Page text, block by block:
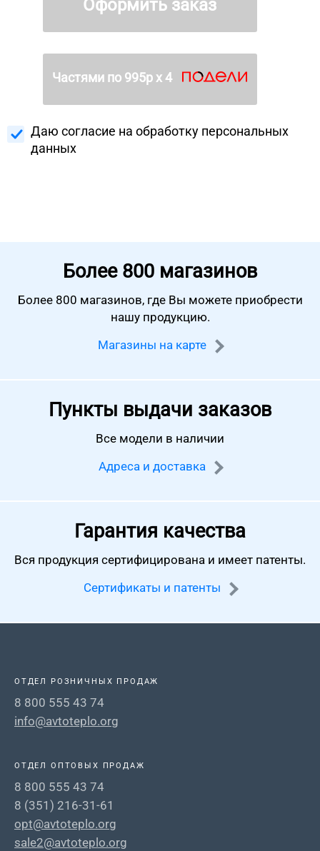
Оформить заказ
Частями по 995р х 4
Даю согласие на обработку персональных
данных
Более 800 магазинов
Более 800 магазинов, где Вы можете приобрести
нашу продукцию.
Магазины на карте
Пункты выдачи заказов
Все модели в наличии
Адреса и доставка
Гарантия качества
Вся продукция сертифицирована и имеет патенты.
Сертификаты и патенты
ОТДЕЛ РОЗНИЧНЫХ ПРОДАЖ
8 800 555 43 74
info@avtoteplo.org
ОТДЕЛ ОПТОВЫХ ПРОДАЖ
8 800 555 43 74
8 (351) 216-31-61
opt@avtoteplo.org
sale2@avtoteplo.org